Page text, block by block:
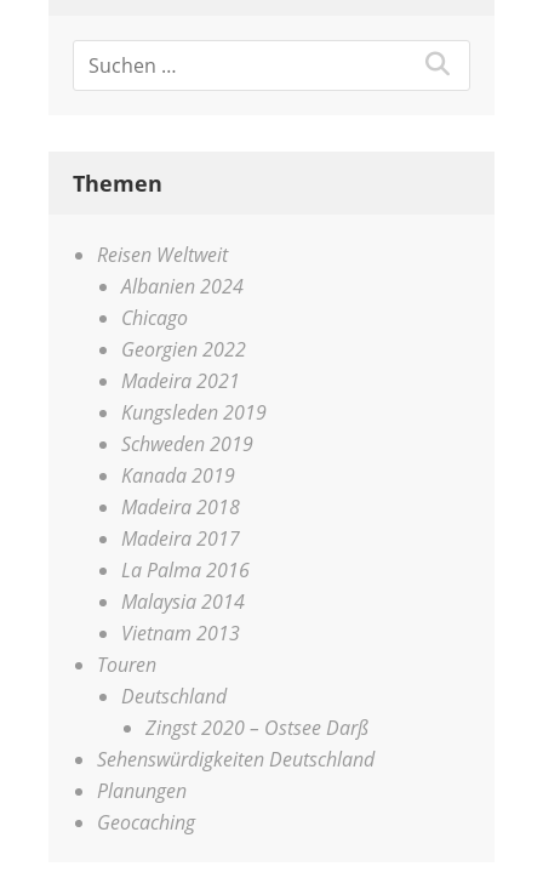
Themen
Reisen Weltweit
Albanien 2024
Chicago
Georgien 2022
Madeira 2021
Kungsleden 2019
Schweden 2019
Kanada 2019
Madeira 2018
Madeira 2017
La Palma 2016
Malaysia 2014
Vietnam 2013
Touren
Deutschland
Zingst 2020 – Ostsee Darß
Sehenswürdigkeiten Deutschland
Planungen
Geocaching